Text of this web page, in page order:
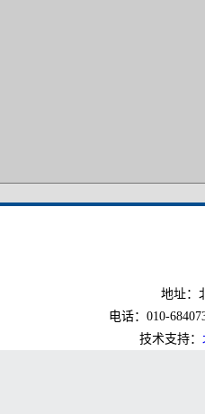
地址：
电话：010-
技术支持：